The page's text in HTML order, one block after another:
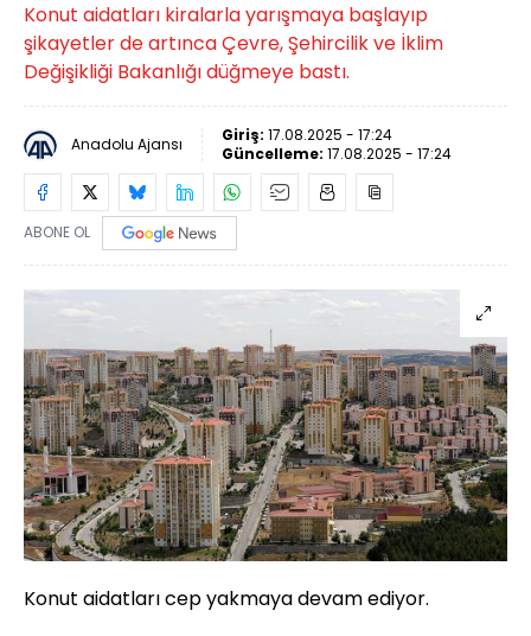
Konut aidatları kiralarla yarışmaya başlayıp
şikayetler de artınca Çevre, Şehircilik ve İklim
Değişikliği Bakanlığı düğmeye bastı.
Anadolu Ajansı Giriş: 17.08.2025 - 17:24
Güncelleme: 17.08.2025 - 17:24
ABONE OL
Konut aidatları cep yakmaya devam ediyor.